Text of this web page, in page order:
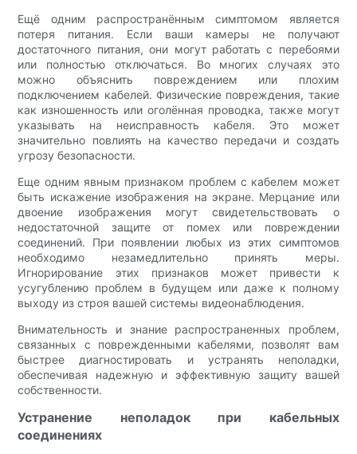
Ещё одним распространённым симптомом является
потеря питания. Если ваши камеры не получают
достаточного питания, они могут работать с перебоями
или полностью отключаться. Во многих случаях это
можно объяснить повреждением или плохим
подключением кабелей. Физические повреждения, такие
как изношенность или оголённая проводка, также могут
указывать на неисправность кабеля. Это может
значительно повлиять на качество передачи и создать
угрозу безопасности.
Еще одним явным признаком проблем с кабелем может
быть искажение изображения на экране. Мерцание или
двоение изображения могут свидетельствовать о
недостаточной защите от помех или повреждении
соединений. При появлении любых из этих симптомов
необходимо незамедлительно принять меры.
Игнорирование этих признаков может привести к
усугублению проблем в будущем или даже к полному
выходу из строя вашей системы видеонаблюдения.
Внимательность и знание распространенных проблем,
связанных с поврежденными кабелями, позволят вам
быстрее диагностировать и устранять неполадки,
обеспечивая надежную и эффективную защиту вашей
собственности.
Устранение неполадок при кабельных
соединениях